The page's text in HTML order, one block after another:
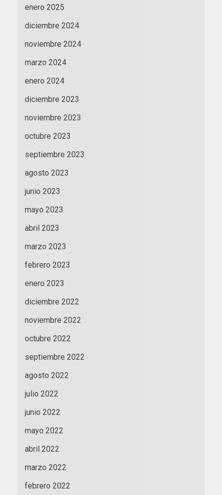
enero 2025
diciembre 2024
noviembre 2024
marzo 2024
enero 2024
diciembre 2023
noviembre 2023
octubre 2023
septiembre 2023
agosto 2023
junio 2023
mayo 2023
abril 2023
marzo 2023
febrero 2023
enero 2023
diciembre 2022
noviembre 2022
octubre 2022
septiembre 2022
agosto 2022
julio 2022
junio 2022
mayo 2022
abril 2022
marzo 2022
febrero 2022